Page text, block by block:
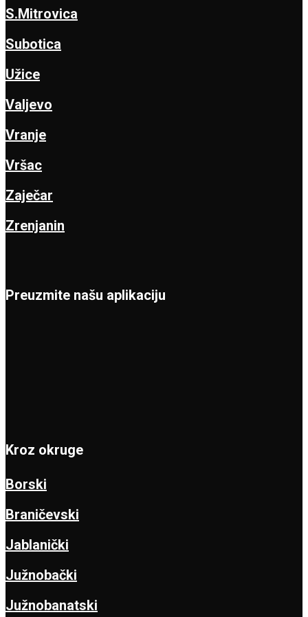
S.Mitrovica
Subotica
Užice
Valjevo
Vranje
Vršac
Zaječar
Zrenjanin
Preuzmite našu aplikaciju
Kroz okruge
Borski
Braničevski
Jablanički
Južnobački
Južnobanatski